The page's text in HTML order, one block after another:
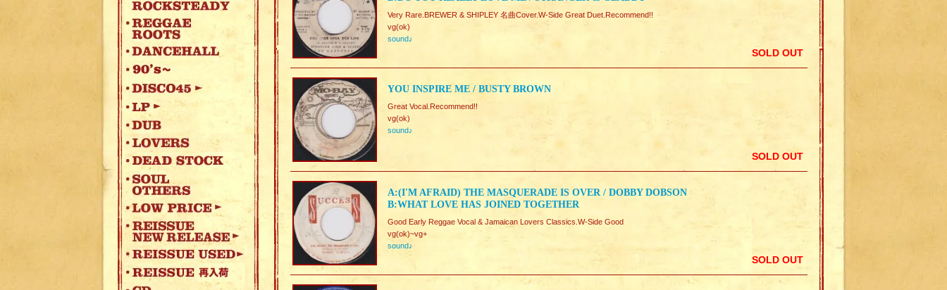
Very Rare.BREWER & SHIPLEY 名曲Cover.W-Side Great Duet.Recommend!!
vg(ok)
sound♪
SOLD OUT
YOU INSPIRE ME / BUSTY BROWN
Great Vocal.Recommend!!
vg(ok)
sound♪
SOLD OUT
A:(I'M AFRAID) THE MASQUERADE IS OVER / DOBBY DOBSON
B:WHAT LOVE HAS JOINED TOGETHER
Good Early Reggae Vocal & Jamaican Lovers Classics.W-Side Good
vg(ok)~vg+
sound♪
SOLD OUT